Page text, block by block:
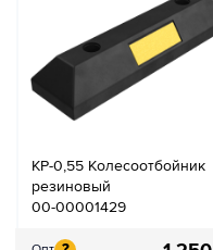
КР-0,55 Колесоотбойник
резиновый
00-00001429